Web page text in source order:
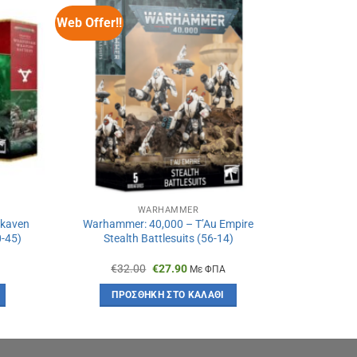
45)
Web Offer!!
WARHAMMER
Warhammer: 40,000 – T’Au Empire
Stealth Battlesuits (56-14)
€32.00 Original
was:
€32.00.
€27.90Η
τιμή
είναι:
Με ΦΠΑ
ΠΡΟΣΘΉΚΗ ΣΤΟ ΚΑΛΆΘΙ